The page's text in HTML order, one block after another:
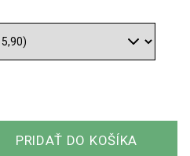
PRIDAŤ DO KOŠÍKA